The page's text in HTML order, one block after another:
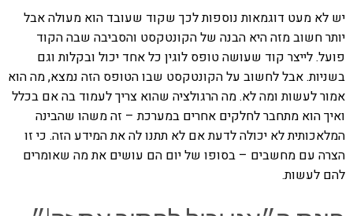
יש לא מעט דוגמאות נוספות לכך שקוד שעובד הוא מעולה אבל
יותר חשוב מזה היא הבנה של הקונטקסט והסביבה שבה הקוד
פועל. לייצר קוד שעושה טופס לוגין כל אחד יכול ובקלות וגם
בשניות. אבל לחשוב על הקונטקסט שבו הטופס הזה נמצא, מה הוא
אמור לעשות ומה לא. מה הרגולציה שהוא צריך לעמוד בה אם בכלל
ואיך הוא מתחבר לחלקים אחרים במערכת – זה משהו שהבינה
המלאכותית לא יכולה לדעת אם לא תתנו לה את המידע הזה. כי זו
הצרה עם מחשבים – בסופו של יום הם עושים את מה שאומרים
להם לעשות.